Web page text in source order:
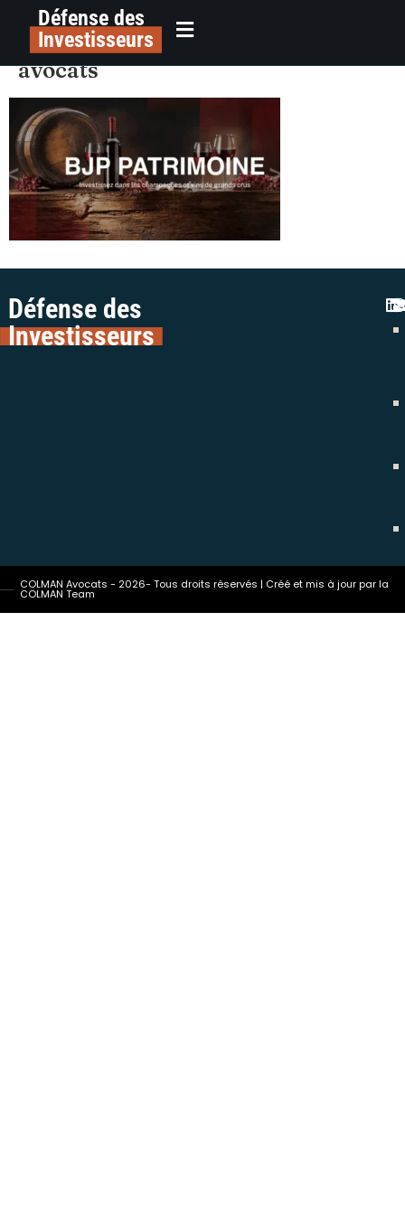
principalDéfense des
Investisseurs
alerte arnaque investissements
vins bjp patrimoine colman
avocats
Défense des
Investisseurs
COLMAN Avocats - 2026- Tous droits réservés | Créé et mis à jour par la
COLMAN Team